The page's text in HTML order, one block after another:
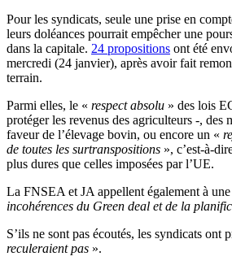
Pour les syndicats, seule une prise en
leurs doléances pourrait empêcher une
dans la capitale. 24 propositions ont été
mercredi (24 janvier), après avoir fait
terrain.
Parmi elles, le « respect absolu » des lois
protéger les revenus des agriculteurs -, des
faveur de l’élevage bovin, ou encore un «
de toutes les surtranspositions », c’est-à-
plus dures que celles imposées par l’UE.
La FNSEA et JA appellent également à une
incohérences du Green deal et de la
S’ils ne sont pas écoutés, les syndicats ont
reculeraient pas ».